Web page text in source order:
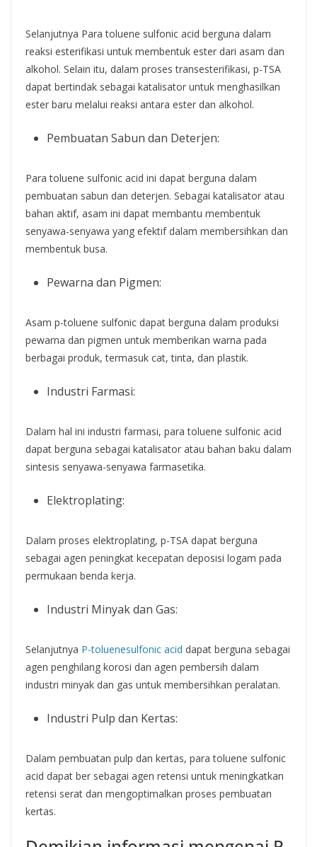
Selanjutnya Para toluene sulfonic acid berguna dalam
reaksi esterifikasi untuk membentuk ester dari asam dan
alkohol. Selain itu, dalam proses transesterifikasi, p-TSA
dapat bertindak sebagai katalisator untuk menghasilkan
ester baru melalui reaksi antara ester dan alkohol.
Pembuatan Sabun dan Deterjen:
Para toluene sulfonic acid ini dapat berguna dalam
pembuatan sabun dan deterjen. Sebagai katalisator atau
bahan aktif, asam ini dapat membantu membentuk
senyawa-senyawa yang efektif dalam membersihkan dan
membentuk busa.
Pewarna dan Pigmen:
Asam p-toluene sulfonic dapat berguna dalam produksi
pewarna dan pigmen untuk memberikan warna pada
berbagai produk, termasuk cat, tinta, dan plastik.
Industri Farmasi:
Dalam hal ini industri farmasi, para toluene sulfonic acid
dapat berguna sebagai katalisator atau bahan baku dalam
sintesis senyawa-senyawa farmasetika.
Elektroplating:
Dalam proses elektroplating, p-TSA dapat berguna
sebagai agen peningkat kecepatan deposisi logam pada
permukaan benda kerja.
Industri Minyak dan Gas:
Selanjutnya P-toluenesulfonic acid dapat berguna sebagai
agen penghilang korosi dan agen pembersih dalam
industri minyak dan gas untuk membersihkan peralatan.
Industri Pulp dan Kertas:
Dalam pembuatan pulp dan kertas, para toluene sulfonic
acid dapat ber sebagai agen retensi untuk meningkatkan
retensi serat dan mengoptimalkan proses pembuatan
kertas.